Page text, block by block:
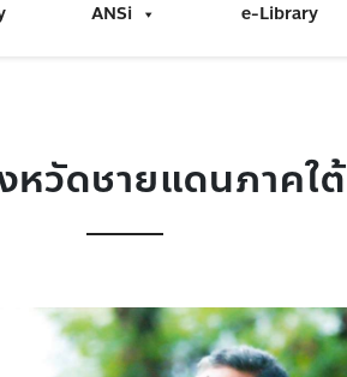
ANSi e-Library
หวัดชายแดนภาคใต้